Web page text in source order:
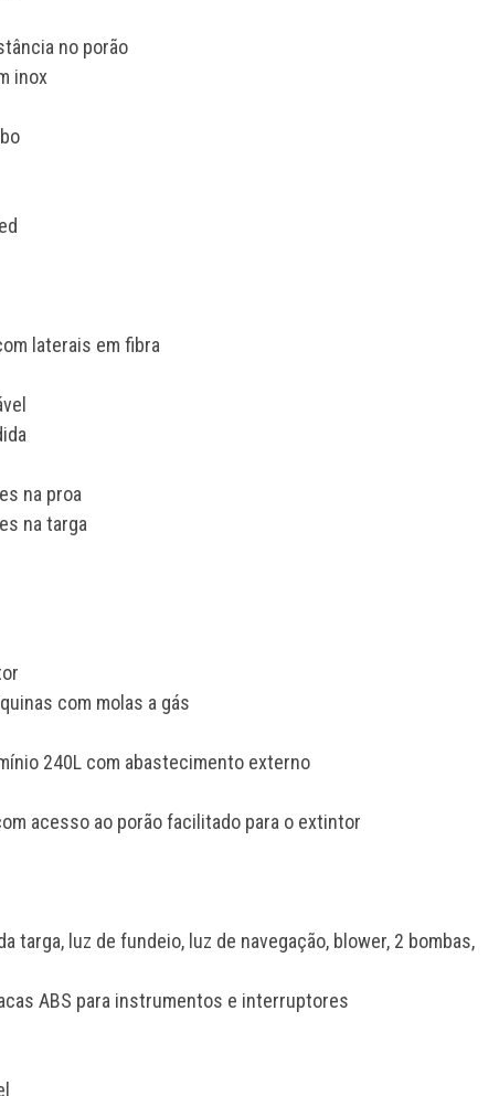
no porão
inox
laterais em fibra
na proa
na targa
com molas a gás
240L com abastecimento externo
acesso ao porão facilitado para o extintor
targa, luz de fundeio, luz de navegação, blower, 2 bombas,
ABS para instrumentos e interruptores